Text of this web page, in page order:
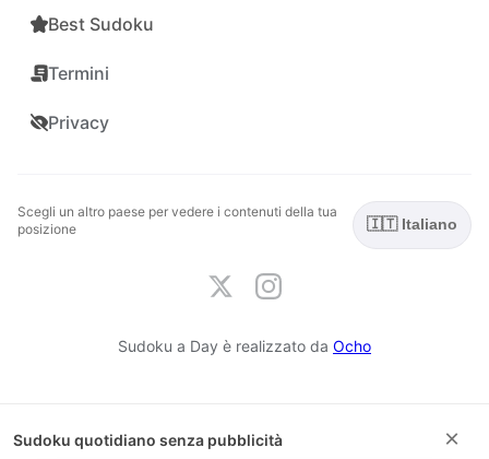
Best Sudoku
Termini
Privacy
Scegli un altro paese per vedere i contenuti della tua
posizione
🇮🇹 Italiano
Sudoku a Day è realizzato da Ocho
Sudoku quotidiano senza pubblicità ×